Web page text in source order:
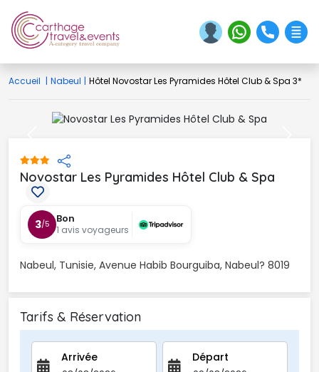
Accueil | Nabeul | Hôtel Novostar Les Pyramides Hôtel Club & Spa 3*
Novostar Les Pyramides Hôtel Club & Spa
3/5 Bon
1 avis voyageurs
Nabeul, Tunisie, Avenue Habib Bourguiba, Nabeul? 8019
Tarifs & Réservation
Arrivée Départ